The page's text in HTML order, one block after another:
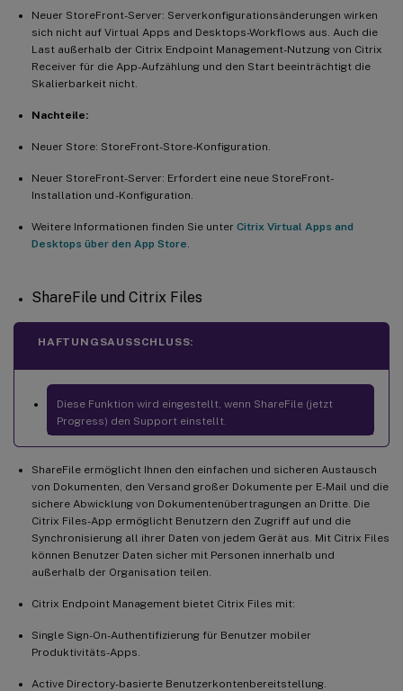
Neuer StoreFront-Server: Serverkonfigurationsänderungen wirken
sich nicht auf Virtual Apps and Desktops-Workflows aus. Auch die
Last außerhalb der Citrix Endpoint Management-Nutzung von Citrix
Receiver für die App-Aufzählung und den Start beeinträchtigt die
Skalierbarkeit nicht.
Nachteile:
Neuer Store: StoreFront-Store-Konfiguration.
Neuer StoreFront-Server: Erfordert eine neue StoreFront-
Installation und -Konfiguration.
Weitere Informationen finden Sie unter Citrix Virtual Apps and
Desktops über den App Store
ShareFile und Citrix Files
HAFTUNGSAUSSCHLUSS:
Diese Funktion wird eingestellt, wenn ShareFile (jetzt
Progress) den Support einstellt.
ShareFile ermöglicht Ihnen den einfachen und sicheren Austausch
von Dokumenten, den Versand großer Dokumente per E-Mail und die
sichere Abwicklung von Dokumentenübertragungen an Dritte. Die
Citrix Files-App ermöglicht Benutzern den Zugriff auf und die
Synchronisierung all ihrer Daten von jedem Gerät aus. Mit Citrix Files
können Benutzer Daten sicher mit Personen innerhalb und
außerhalb der Organisation teilen.
Citrix Endpoint Management bietet Citrix Files mit:
Single Sign-On-Authentifizierung für Benutzer mobiler
Produktivitäts-Apps.
Active Directory-basierte Benutzerkontenbereitstellung.